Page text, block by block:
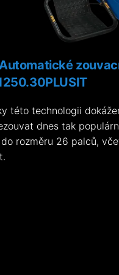
této technologii
dnes tak
rozměru 26 palců,